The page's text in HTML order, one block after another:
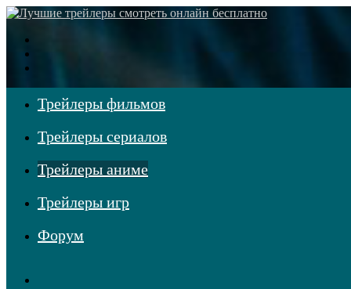
Трейлеры фильмов
Трейлеры сериалов
Трейлеры аниме
Трейлеры игр
Форум